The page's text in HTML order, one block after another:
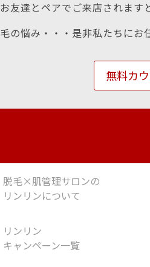
お友達とペアでご来店されま
毛の悩み・・・是非私たちに
無料カ
脱毛×肌管理サロンの
リンリンについて
リンリン
キャンペーン一覧